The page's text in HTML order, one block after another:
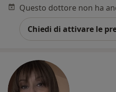
Chiedi di attivare le